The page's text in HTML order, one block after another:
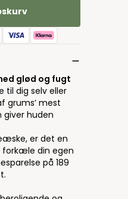
glød og fugt
til dig selv eller
grums’ mest
huden
er det en
forkæle din egen
på 189